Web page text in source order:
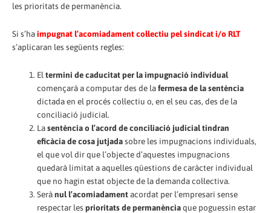
les prioritats de permanència.
Si s’haimpugnat l’acomiadament col·lectiu pel sindicat i/o RLT
s’aplicaran les següents regles:
Eltermini de caducitat per la impugnació individual
començarà a computar des de lafermesa de la sentència
dictada en el procés col·lectiu o, en el seu cas, des de la
conciliació judicial.
Lasentència o l’acord de conciliació judicial tindran
eficàcia de cosa jutjadasobre les impugnacions individuals,
el que vol dir que l’objecte d’aquestes impugnacions
quedarà limitat a aquelles qüestions de caràcter individual
que no hagin estat objecte de la demanda col·lectiva.
Serànul l’acomiadamentacordat per l’empresari sense
respectar lesprioritats de permanènciaque poguessin estar